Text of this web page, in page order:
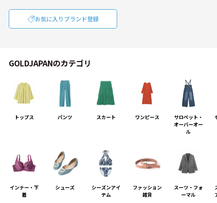
お気に入りブランド登録
GOLDJAPANのカテゴリ
トップス パンツ スカート ワンピース
サロペット・
オーバーオー
ル
インナー・下
着
シューズ
シーズンアイ
テム
ファッション
雑貨
スーツ・フォ
ーマル